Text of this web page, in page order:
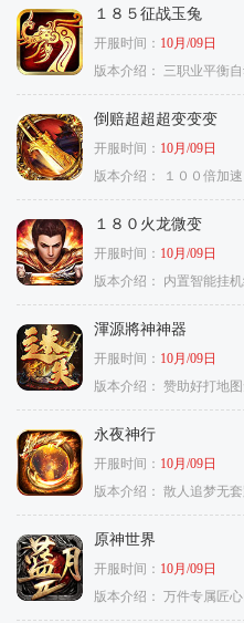
１８５征战玉兔
开服时间： 10月/09日
版本介绍：
三职业平衡
倒赔超超超变变变
开服时间： 10月/09日
版本介绍：
１００倍加速
１８０火龙微变
开服时间： 10月/09日
版本介绍：
内置智能挂机
渾源將神神器
开服时间： 10月/09日
版本介绍： 赞助好打地
永夜神行
开服时间： 10月/09日
版本介绍： 散人追梦无
原神世界
开服时间： 10月/09日
版本介绍： 万件专属匠心